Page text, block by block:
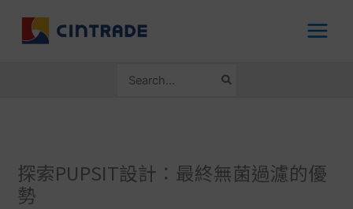
尋：
探索PUPSIT設計：最終無菌過濾的優
勢